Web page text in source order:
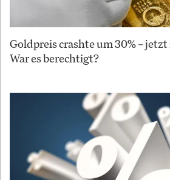
Goldpreis crashte um 30% –
War es berechtigt?